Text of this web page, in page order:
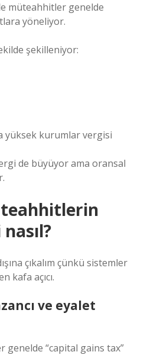
müteahhitler genelde
yöneliyor.
şekilleniyor:
yüksek kurumlar vergisi
de büyüyor ama oransal
çıkalım çünkü sistemler
kafa açıcı.
ve eyalet
genelde “capital gains tax”